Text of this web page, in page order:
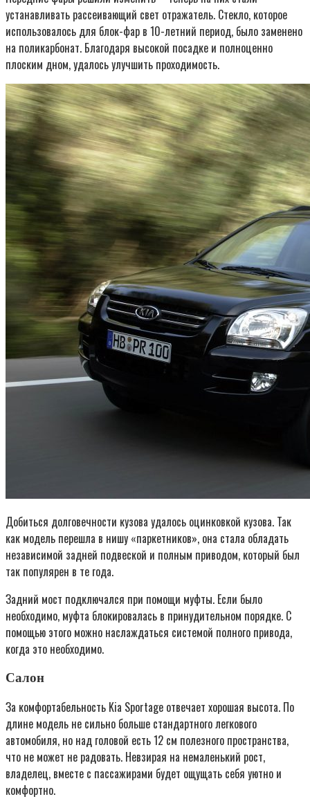
устанавливать рассеивающий свет отражатель. Стекло, которое
использовалось для блок-фар в 10-летний период, было заменено
на поликарбонат. Благодаря высокой посадке и полноценно
плоским дном, удалось улучшить проходимость.
Добиться долговечности кузова удалось оцинковкой кузова. Так
как модель перешла в нишу «паркетников», она стала обладать
независимой задней подвеской и полным приводом, который был
так популярен в те года.
Задний мост подключался при помощи муфты. Если было
необходимо, муфта блокировалась в принудительном порядке. С
помощью этого можно наслаждаться системой полного привода,
когда это необходимо.
Салон
За комфортабельность Kia Sportage отвечает хорошая высота. По
длине модель не сильно больше стандартного легкового
автомобиля, но над головой есть 12 см полезного пространства,
что не может не радовать. Невзирая на немаленький рост,
владелец, вместе с пассажирами будет ощущать себя уютно и
комфортно.